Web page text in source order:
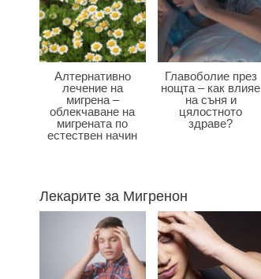
Алтернативно
лечение на
мигрена –
облекчаване на
мигрената по
естествен начин
Главоболие през
нощта – как влияе
на съня и
цялостното
здраве?
Лекарите за Мигренон